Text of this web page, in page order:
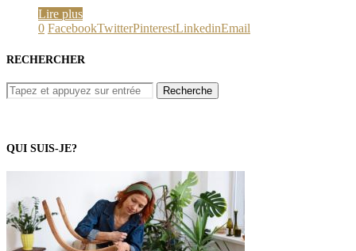
Lire plus
0 FacebookTwitterPinterestLinkedinEmail
RECHERCHER
QUI SUIS-JE?